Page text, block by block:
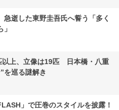
急逝した東野圭吾氏へ誓う「多く
以上、立像は19匹 日本橋・八重
を巡る謎解き
」で圧巻のスタイルを披露！